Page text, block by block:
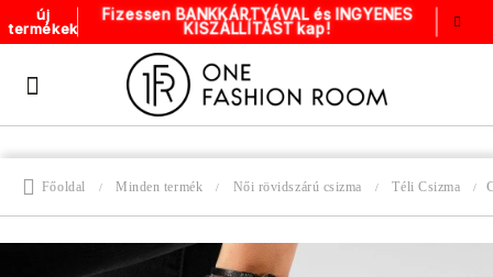
új
termékek
Fizessen BANKKÁRTYÁVAL és INGYENES
KISZÁLLÍTÁST kap!
Főoldal Minden termék Női rövidszárú csizma Téli Csizma